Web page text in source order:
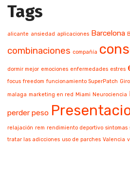
Tags
alicante ansiedad aplicaciones Barcelona
combinaciones compañía
dormir mejor emociones enfermedades estres
focus freedom funcionamiento SuperPatch
malaga marketing en red Miami Neurociencia
perder peso
relajación rem rendimiento deportivo sintomas
tratar las adicciones uso de parches Valencia